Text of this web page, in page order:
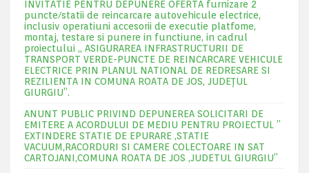
INVITATIE PENTRU DEPUNERE OFERTA furnizare 2
puncte/statii de reincarcare autovehicule electrice,
inclusiv operatiuni accesorii de executie platfome,
montaj, testare si punere in functiune, in cadrul
proiectului „ ASIGURAREA INFRASTRUCTURII DE
TRANSPORT VERDE-PUNCTE DE REINCARCARE VEHICULE
ELECTRICE PRIN PLANUL NATIONAL DE REDRESARE SI
REZILIENTA IN COMUNA ROATA DE JOS, JUDEŢUL
GIURGIU”.
ANUNT PUBLIC PRIVIND DEPUNEREA SOLICITARI DE
EMITERE A ACORDULUI DE MEDIU PENTRU PROIECTUL ”
EXTINDERE STATIE DE EPURARE ,STATIE
VACUUM,RACORDURI SI CAMERE COLECTOARE IN SAT
CARTOJANI,COMUNA ROATA DE JOS ,JUDETUL GIURGIU”